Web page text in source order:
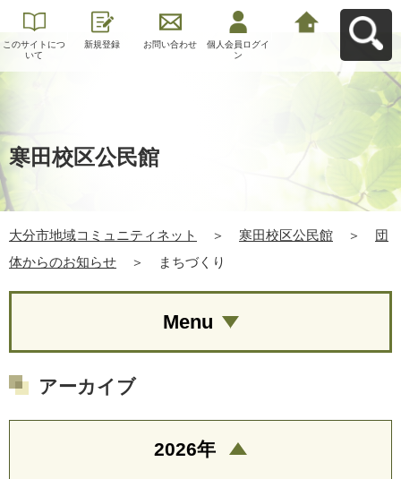
このサイトにつ
いて
新規登録 お問い合わせ
個人会員ログイ
ン
寒田校区公民館
大分市地域コミュニティネット ＞ 寒田校区公民館 ＞
団
体からのお知らせ
＞ まちづくり
Menu
アーカイブ
2026年